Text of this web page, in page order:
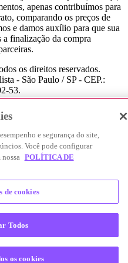
apenas contribuímos para
comparando os preços de
e damos auxílio para que sua
a finalização da compra
os direitos reservados.
- São Paulo / SP - CEP.:
53.
e segurança do site,
Você pode configurar
nossa POLÍTICA DE
de cookies
Todos
os cookies